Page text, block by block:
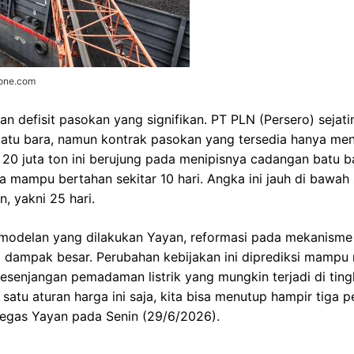
defisit pasokan yang signifikan. PT PLN (Persero)
bara, namun kontrak pasokan yang tersedia hanya
20 juta ton ini berujung pada menipisnya cadangan batu
mampu bertahan sekitar 10 hari. Angka ini jauh di bawah
yakni 25 hari.
yang dilakukan Yayan, reformasi pada
besar. Perubahan kebijakan ini diprediksi
pemadaman listrik yang mungkin terjadi di
aturan harga ini saja, kita bisa menutup hampir tiga
Yayan pada Senin (29/6/2026).